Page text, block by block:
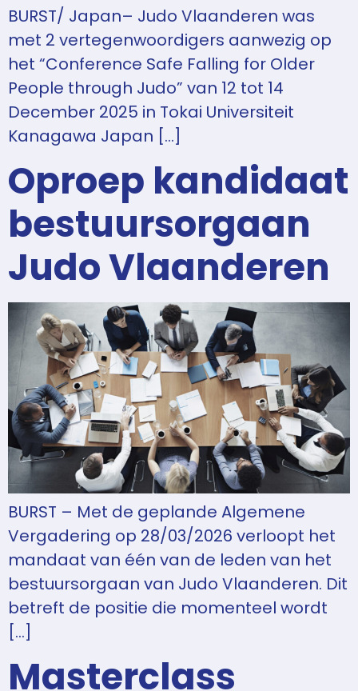
BURST/ Japan– Judo Vlaanderen was
met 2 vertegenwoordigers aanwezig op
het “Conference Safe Falling for Older
People through Judo” van 12 tot 14
December 2025 in Tokai Universiteit
Kanagawa Japan […]
Oproep kandidaat
bestuursorgaan
Judo Vlaanderen
BURST – Met de geplande Algemene
Vergadering op 28/03/2026 verloopt het
mandaat van één van de leden van het
bestuursorgaan van Judo Vlaanderen. Dit
betreft de positie die momenteel wordt
[…]
Masterclass